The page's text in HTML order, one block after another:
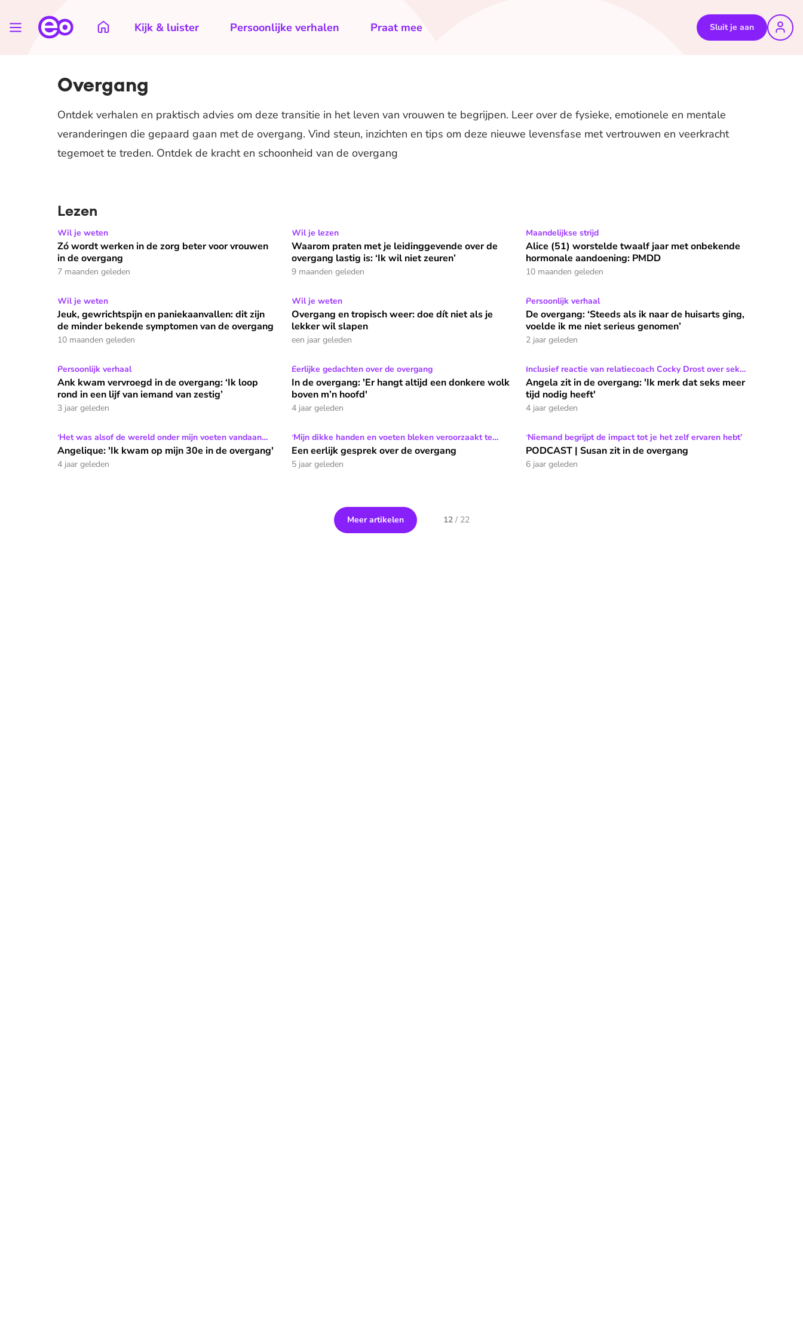
Kijk & luister Persoonlijke verhalen Praat mee Sluit je aan
Overgang
Ontdek verhalen en praktisch advies om deze transitie in het leven van vrouwen te begrijpen. Leer over de fysieke, emotionele en mentale
veranderingen die gepaard gaan met de overgang. Vind steun, inzichten en tips om deze nieuwe levensfase met vertrouwen en veerkracht
tegemoet te treden. Ontdek de kracht en schoonheid van de overgang
Lezen
Zó wordt werken in de zorg beter voor vrouwen in de overgang
Wil je weten
Zó wordt werken in de zorg beter voor vrouwen
in de overgang
7 maanden geleden
Waarom praten met je leidinggevende over de overgang lastig is: ‘Ik wil niet zeuren’
Wil je lezen
Waarom praten met je leidinggevende over de
overgang lastig is: ‘Ik wil niet zeuren’
9 maanden geleden
Alice (51) worstelde twaalf jaar met onbekende hormonale
Maandelijkse strijd
Alice (51) worstelde twaalf jaar met onbekende
hormonale aandoening: PMDD
10 maanden geleden
Jeuk, gewrichtspijn en paniekaanvallen: dit zijn de minder bekende symptomen van de overgang
Wil je weten
Jeuk, gewrichtspijn en paniekaanvallen: dit zijn
de minder bekende symptomen van de overgang
10 maanden geleden
Overgang en tropisch weer: doe dít niet als je lekker wil slapen
Wil je weten
Overgang en tropisch weer: doe dít niet als je
lekker wil slapen
een jaar geleden
De overgang: ‘Steeds als ik naar de huisarts ging, voelde ik me
Persoonlijk verhaal
De overgang: ‘Steeds als ik naar de huisarts ging,
voelde ik me niet serieus genomen’
2 jaar geleden
Ank kwam vervroegd in de overgang: ‘Ik loop rond in een lijf van iemand van zestig’
Persoonlijk verhaal
Ank kwam vervroegd in de overgang: ‘Ik loop
rond in een lijf van iemand van zestig’
3 jaar geleden
In de overgang: 'Er hangt altijd een donkere wolk boven m’n hoofd'
Eerlijke gedachten over de overgang
In de overgang: 'Er hangt altijd een donkere wolk
boven m’n hoofd'
4 jaar geleden
Angela zit in de overgang: 'Ik merk dat seks meer tijd nodig
Inclusief reactie van relatiecoach Cocky Drost over seks
en de overgang
Angela zit in de overgang: 'Ik merk dat seks meer
tijd nodig heeft'
4 jaar geleden
Angelique: 'Ik kwam op mijn 30e in de overgang'
'Het was alsof de wereld onder mijn voeten vandaan
zakte'
Angelique: 'Ik kwam op mijn 30e in de overgang'
4 jaar geleden
Een eerlijk gesprek over de overgang
‘Mijn dikke handen en voeten bleken veroorzaakt te
worden door opvliegers’
Een eerlijk gesprek over de overgang
5 jaar geleden
PODCAST | Susan zit in de overgang
‘Niemand begrijpt de impact tot je het zelf ervaren hebt’
PODCAST | Susan zit in de overgang
6 jaar geleden
Meer artikelen 12/ 22